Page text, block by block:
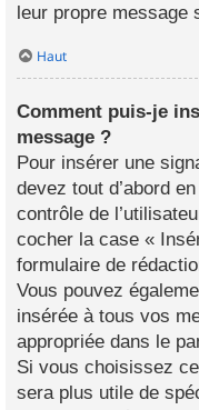
leur propre message
Haut
Comment puis-je
message ?
Pour insérer une
devez tout d’abord
contrôle de
cocher la case «
formulaire de
Vous pouvez
insérée à tous vos
appropriée dans le
Si vous choisissez
sera plus utile de